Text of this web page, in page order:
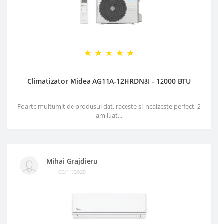
Climatizator Midea AG11A-12HRDN8I - 12000 BTU
Foarte multumit de produsul dat, raceste si incalzeste perfect, 2
am luat...
Mihai Grajdieru
06/11/2025